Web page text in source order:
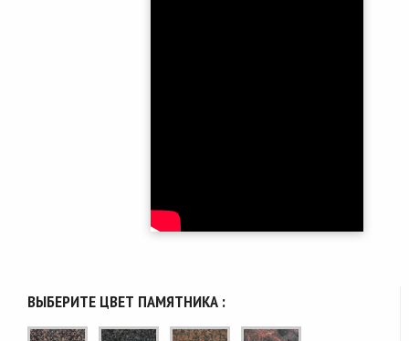
ВЫБЕРИТЕ ЦВЕТ ПАМЯТНИКА :